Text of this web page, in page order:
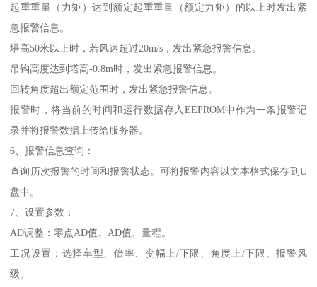
起重重量（力矩）达到额定起重重量（额定力矩）的以上时发出紧
急报警信息。
塔高50米以上时，若风速超过20m/s，发出紧急报警信息。
吊钩高度达到塔高-0.8m时，发出紧急报警信息。
回转角度超出额定范围时，发出紧急报警信息。
报警时，将当前的时间和运行数据存入EEPROM中作为一条报警记
录并将报警数据上传给服务器。
6、报警信息查询：
查询历次报警的时间和报警状态。可将报警内容以文本格式保存到U
盘中。
7、设置参数：
AD调整：零点AD值、AD值、量程。
工况设置：选择车型、倍率、变幅上/下限、角度上/下限、报警风
级。